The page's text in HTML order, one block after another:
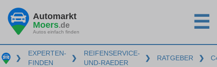
Automarkt
Moers.de
Autos einfach finden ☰
❯
EXPERTEN-
FINDEN
❯
REIFENSERVICE-
UND-RAEDER
❯ RATGEBER ❯